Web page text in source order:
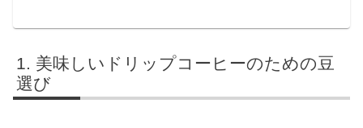
美味しいドリップコーヒーのための豆
選び